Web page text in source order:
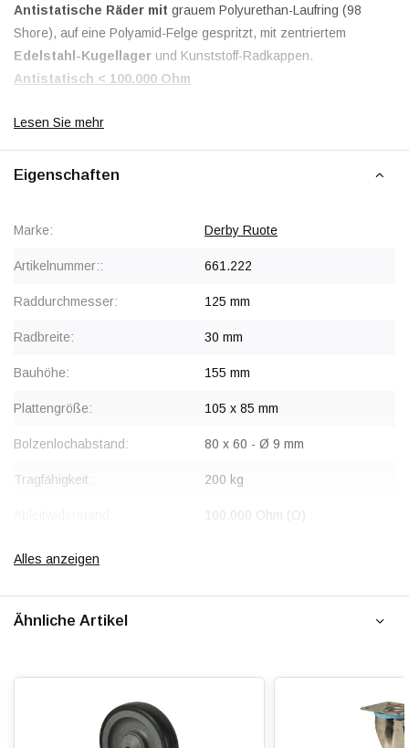
Antistatische Räder mit grauem Polyurethan-Laufring (98
Shore), auf eine Polyamid-Felge gespritzt, mit zentriertem
Edelstahl-Kugellager und Kunststoff-Radkappen.
Antistatisch < 100.000 Ohm
Lesen Sie mehr
Eigenschaften
Marke: Derby Ruote
Artikelnummer:: 661.222
Raddurchmesser: 125 mm
Radbreite: 30 mm
Bauhöhe: 155 mm
Plattengröße: 105 x 85 mm
Bolzenlochabstand: 80 x 60 - Ø 9 mm
Tragfähigkeit: 200 kg
100.000 Ohm (Ω)
Radtyp:
Gabel:
Alles anzeigen
Ähnliche Artikel